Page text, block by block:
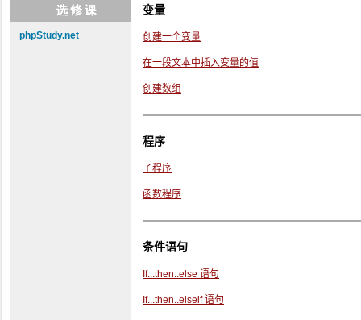
phpStudy.net
变量
创建一个变量
在一段文本中插入变量的值
创建数组
程序
子程序
函数程序
条件语句
If...then..else 语句
If...then..elseif 语句